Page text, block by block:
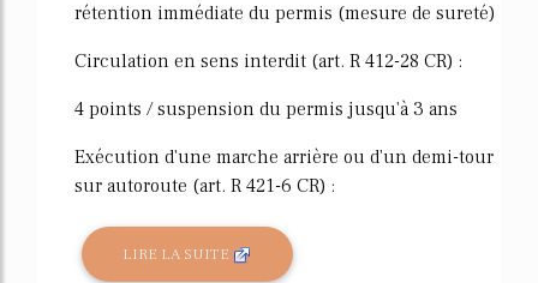
rétention immédiate du permis (mesure de sureté)
Circulation en sens interdit (art. R 412-28 CR) :
4 points / suspension du permis jusqu'à 3 ans
Exécution d'une marche arrière ou d'un demi-tour
sur autoroute (art. R 421-6 CR) :
LIRE LA SUITE